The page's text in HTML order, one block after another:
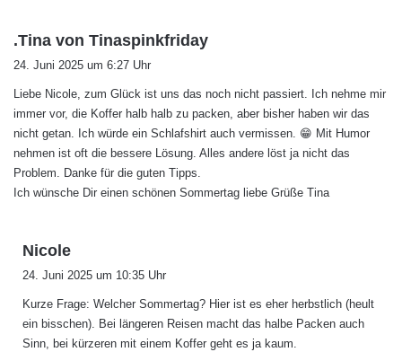
.Tina von Tinaspinkfriday
t
:
24. Juni 2025 um 6:27 Uhr
Liebe Nicole, zum Glück ist uns das noch nicht passiert. Ich nehme mir
immer vor, die Koffer halb halb zu packen, aber bisher haben wir das
nicht getan. Ich würde ein Schlafshirt auch vermissen. 😁 Mit Humor
nehmen ist oft die bessere Lösung. Alles andere löst ja nicht das
Problem. Danke für die guten Tipps.
Ich wünsche Dir einen schönen Sommertag liebe Grüße Tina
Nicole
a
t
:
24. Juni 2025 um 10:35 Uhr
Kurze Frage: Welcher Sommertag? Hier ist es eher herbstlich (heult
ein bisschen). Bei längeren Reisen macht das halbe Packen auch
Sinn, bei kürzeren mit einem Koffer geht es ja kaum.